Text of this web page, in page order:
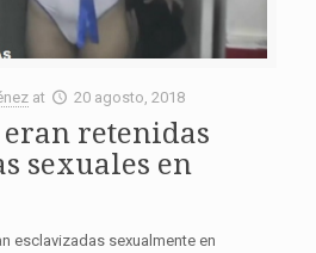
at 20 agosto, 2018
eran retenidas
sexuales en
esclavizadas sexualmente en